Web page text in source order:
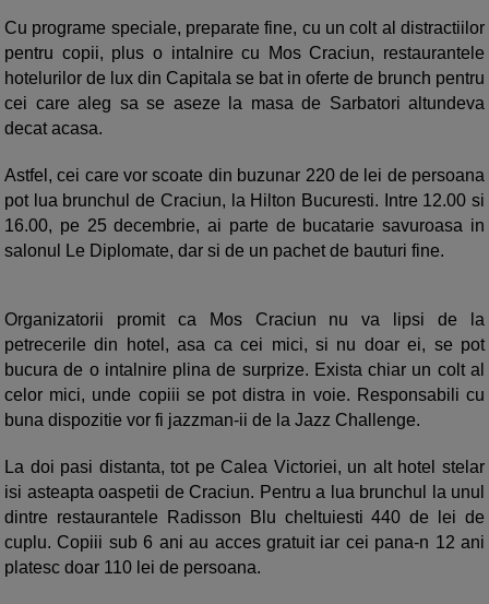
Cu programe speciale, preparate fine, cu un colt al distractiilor
pentru copii, plus o intalnire cu Mos Craciun, restaurantele
hotelurilor de lux din Capitala se bat in oferte de brunch pentru
cei care aleg sa se aseze la masa de Sarbatori altundeva
decat acasa.
Astfel, cei care vor scoate din buzunar 220 de lei de persoana
pot lua brunchul de Craciun, la Hilton Bucuresti. Intre 12.00 si
16.00, pe 25 decembrie, ai parte de bucatarie savuroasa in
salonul Le Diplomate, dar si de un pachet de bauturi fine.
Organizatorii promit ca Mos Craciun nu va lipsi de la
petrecerile din hotel, asa ca cei mici, si nu doar ei, se pot
bucura de o intalnire plina de surprize. Exista chiar un colt al
celor mici, unde copiii se pot distra in voie. Responsabili cu
buna dispozitie vor fi jazzman-ii de la Jazz Challenge.
La doi pasi distanta, tot pe Calea Victoriei, un alt hotel stelar
isi asteapta oaspetii de Craciun. Pentru a lua brunchul la unul
dintre restaurantele Radisson Blu cheltuiesti 440 de lei de
cuplu. Copiii sub 6 ani au acces gratuit iar cei pana-n 12 ani
platesc doar 110 lei de persoana.